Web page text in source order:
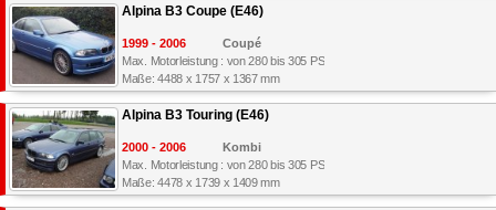
Alpina B3 Coupe (E46)
1999 - 2006
Coupé
Max. Motorleistung : von 280 bis 305 PS
Maße: 4488 x 1757 x 1367 mm
Alpina B3 Touring (E46)
2000 - 2006
Kombi
Max. Motorleistung : von 280 bis 305 PS
Maße: 4478 x 1739 x 1409 mm